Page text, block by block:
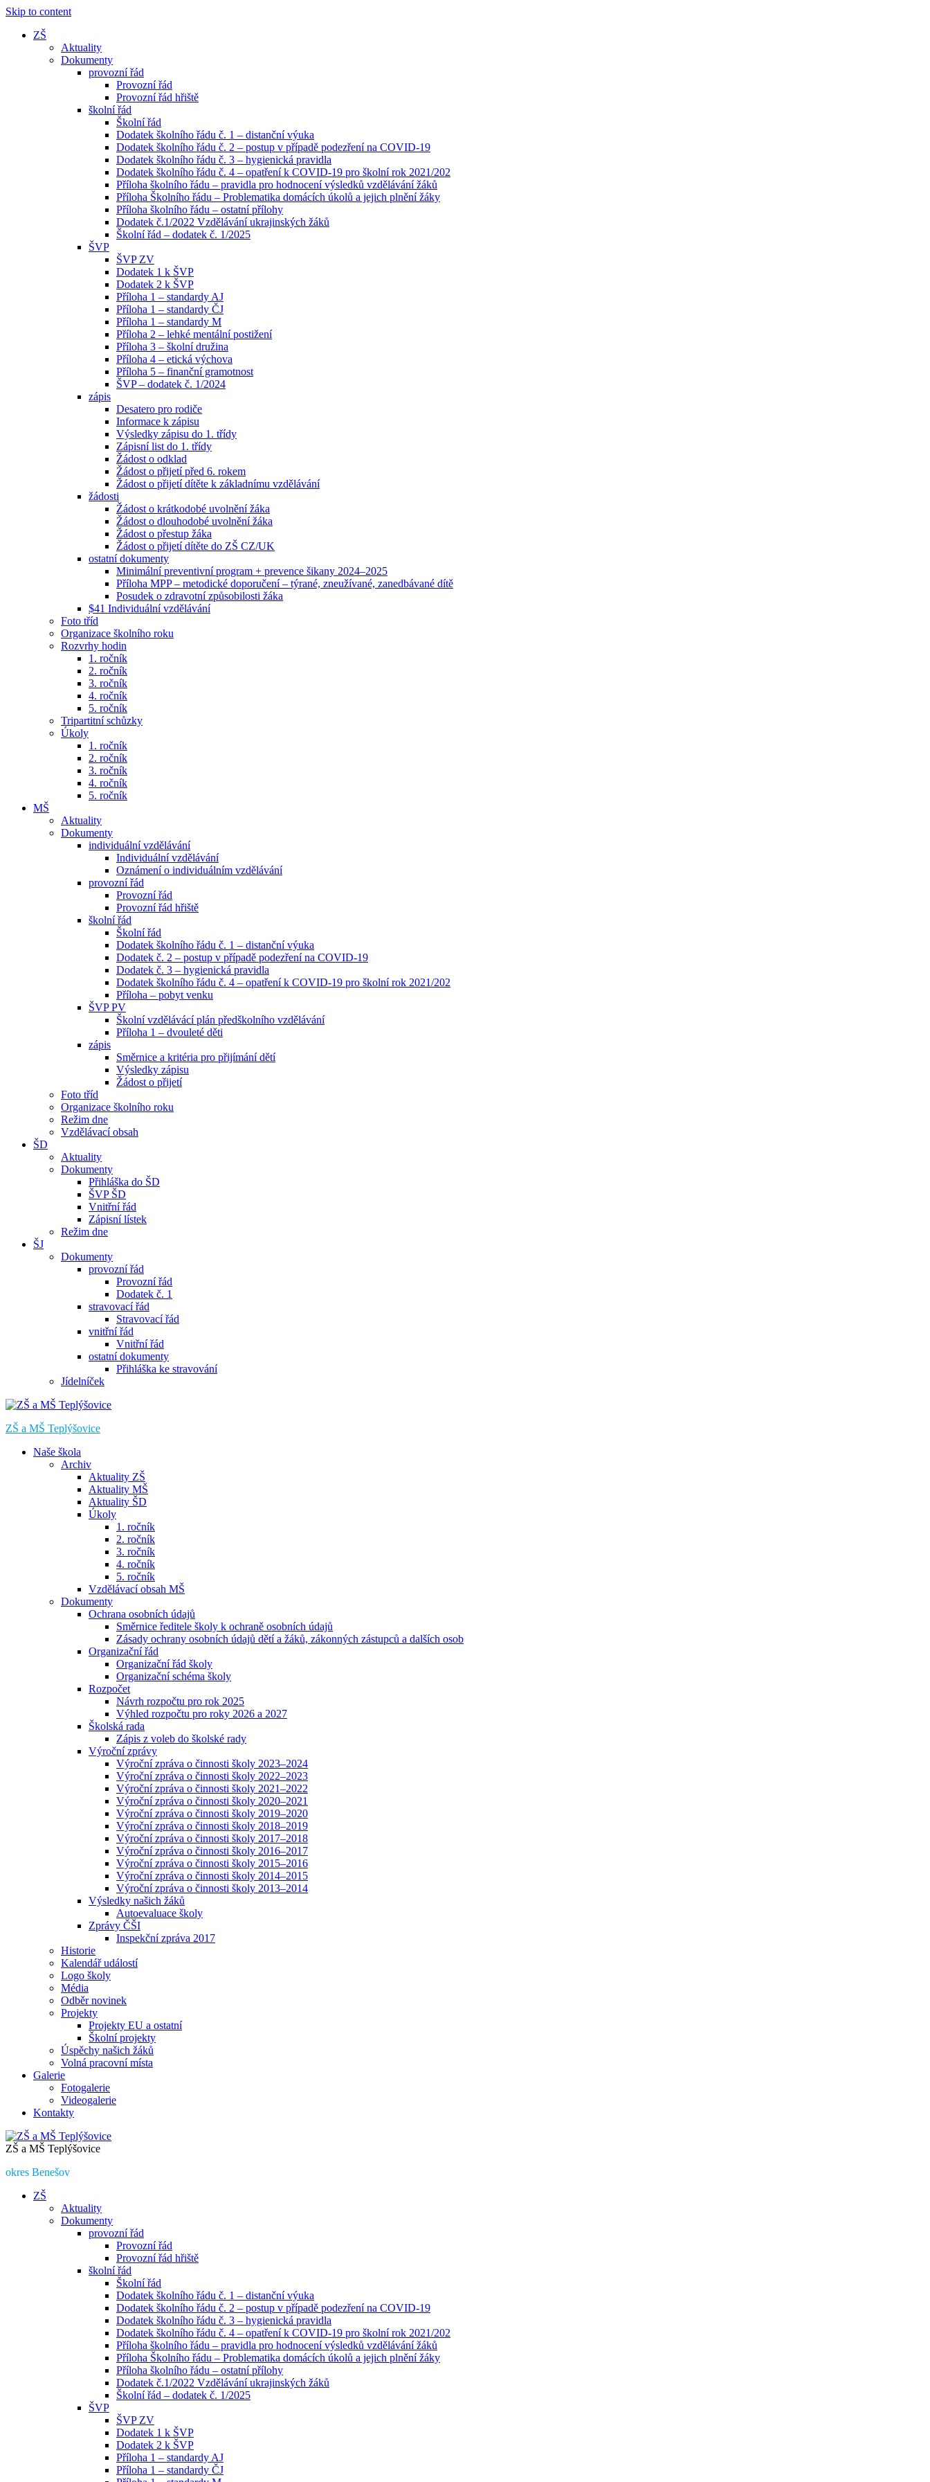
Skip to content
ZŠ
Aktuality
Dokumenty
provozní řád
Provozní řád
Provozní řád hřiště
školní řád
Školní řád
Dodatek školního řádu č. 1 – distanční výuka
Dodatek školního řádu č. 2 – postup v případě podezření na COVID-19
Dodatek školního řádu č. 3 – hygienická pravidla
Dodatek školního řádu č. 4 – opatření k COVID-19 pro školní rok 2021/202
Příloha školního řádu – pravidla pro hodnocení výsledků vzdělávání žáků
Příloha Školního řádu – Problematika domácích úkolů a jejich plnění žáky
Příloha školního řádu – ostatní přílohy
Dodatek č.1/2022 Vzdělávání ukrajinských žáků
Školní řád – dodatek č. 1/2025
ŠVP
ŠVP ZV
Dodatek 1 k ŠVP
Dodatek 2 k ŠVP
Příloha 1 – standardy AJ
Příloha 1 – standardy ČJ
Příloha 1 – standardy M
Příloha 2 – lehké mentální postižení
Příloha 3 – školní družina
Příloha 4 – etická výchova
Příloha 5 – finanční gramotnost
ŠVP – dodatek č. 1/2024
zápis
Desatero pro rodiče
Informace k zápisu
Výsledky zápisu do 1. třídy
Zápisní list do 1. třídy
Žádost o odklad
Žádost o přijetí před 6. rokem
Žádost o přijetí dítěte k základnímu vzdělávání
žádosti
Žádost o krátkodobé uvolnění žáka
Žádost o dlouhodobé uvolnění žáka
Žádost o přestup žáka
Žádost o přijetí dítěte do ZŠ CZ/UK
ostatní dokumenty
Minimální preventivní program + prevence šikany 2024–2025
Příloha MPP – metodické doporučení – týrané, zneužívané, zanedbávané dítě
Posudek o zdravotní způsobilosti žáka
$41 Individuální vzdělávání
Foto tříd
Organizace školního roku
Rozvrhy hodin
1. ročník
2. ročník
3. ročník
4. ročník
5. ročník
Tripartitní schůzky
Úkoly
1. ročník
2. ročník
3. ročník
4. ročník
5. ročník
MŠ
Aktuality
Dokumenty
individuální vzdělávání
Individuální vzdělávání
Oznámení o individuálním vzdělávání
provozní řád
Provozní řád
Provozní řád hřiště
školní řád
Školní řád
Dodatek školního řádu č. 1 – distanční výuka
Dodatek č. 2 – postup v případě podezření na COVID-19
Dodatek č. 3 – hygienická pravidla
Dodatek školního řádu č. 4 – opatření k COVID-19 pro školní rok 2021/202
Příloha – pobyt venku
ŠVP PV
Školní vzdělávácí plán předškolního vzdělávání
Příloha 1 – dvouleté děti
zápis
Směrnice a kritéria pro přijímání dětí
Výsledky zápisu
Žádost o přijetí
Foto tříd
Organizace školního roku
Režim dne
Vzdělávací obsah
ŠD
Aktuality
Dokumenty
Přihláška do ŠD
ŠVP ŠD
Vnitřní řád
Zápisní lístek
Režim dne
ŠJ
Dokumenty
provozní řád
Provozní řád
Dodatek č. 1
stravovací řád
Stravovací řád
vnitřní řád
Vnitřní řád
ostatní dokumenty
Přihláška ke stravování
Jídelníček
ZŠ a MŠ Teplýšovice
Naše škola
Archiv
Aktuality ZŠ
Aktuality MŠ
Aktuality ŠD
Úkoly
1. ročník
2. ročník
3. ročník
4. ročník
5. ročník
Vzdělávací obsah MŠ
Dokumenty
Ochrana osobních údajů
Směrnice ředitele školy k ochraně osobních údajů
Zásady ochrany osobních údajů dětí a žáků, zákonných zástupců a dalších osob
Organizační řád
Organizační řád školy
Organizační schéma školy
Rozpočet
Návrh rozpočtu pro rok 2025
Výhled rozpočtu pro roky 2026 a 2027
Školská rada
Zápis z voleb do školské rady
Výroční zprávy
Výroční zpráva o činnosti školy 2023–2024
Výroční zpráva o činnosti školy 2022–2023
Výroční zpráva o činnosti školy 2021–2022
Výroční zpráva o činnosti školy 2020–2021
Výroční zpráva o činnosti školy 2019–2020
Výroční zpráva o činnosti školy 2018–2019
Výroční zpráva o činnosti školy 2017–2018
Výroční zpráva o činnosti školy 2016–2017
Výroční zpráva o činnosti školy 2015–2016
Výroční zpráva o činnosti školy 2014–2015
Výroční zpráva o činnosti školy 2013–2014
Výsledky našich žáků
Autoevaluace školy
Zprávy ČŠI
Inspekční zpráva 2017
Historie
Kalendář událostí
Logo školy
Média
Odběr novinek
Projekty
Projekty EU a ostatní
Školní projekty
Úspěchy našich žáků
Volná pracovní místa
Galerie
Fotogalerie
Videogalerie
Kontakty
ZŠ a MŠ Teplýšovice
okres Benešov
ZŠ
Aktuality
Dokumenty
provozní řád
Provozní řád
Provozní řád hřiště
školní řád
Školní řád
Dodatek školního řádu č. 1 – distanční výuka
Dodatek školního řádu č. 2 – postup v případě podezření na COVID-19
Dodatek školního řádu č. 3 – hygienická pravidla
Dodatek školního řádu č. 4 – opatření k COVID-19 pro školní rok 2021/202
Příloha školního řádu – pravidla pro hodnocení výsledků vzdělávání žáků
Příloha Školního řádu – Problematika domácích úkolů a jejich plnění žáky
Příloha školního řádu – ostatní přílohy
Dodatek č.1/2022 Vzdělávání ukrajinských žáků
Školní řád – dodatek č. 1/2025
ŠVP
ŠVP ZV
Dodatek 1 k ŠVP
Dodatek 2 k ŠVP
Příloha 1 – standardy AJ
Příloha 1 – standardy ČJ